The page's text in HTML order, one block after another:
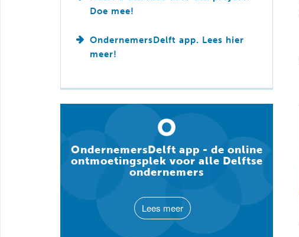
Doe mee!
OndernemersDelft app. Lees hier
meer!
OndernemersDelft app - de online
ontmoetingsplek voor alle Delftse
ondernemers
Lees meer